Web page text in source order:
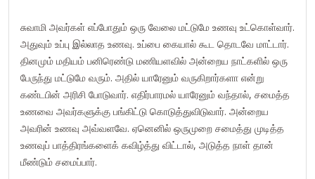
சுவாமி அவர்கள் எப்போதும் ஒரு வேலை மட்டுமே உணவு உட்கொள்வார்.
அதுவும் உப்பு இல்லாத உணவு. உப்பை கையால் கூட தொடவே மாட்டார்.
தினமும் மதியம் பனிரெண்டு மணியளவில் அன்றைய நாட்களில் ஒரு
பேருந்து மட்டுமே வரும். அதில் யாரேனும் வருகிறார்களா என்று
கண்டபின் அரிசி போடுவார். எதிர்பாரமல் யாரேனும் வந்தால், சமைத்த
உணவை அவர்களுக்கு பங்கிட்டு கொடுத்துவிடுவார். அன்றைய
அவரின் உணவு அவ்வளவே. ஏனெனில் ஒருமுறை சமைத்து முடித்த
உணவுப் பாத்திரங்களைக் கவிழ்த்து விட்டால், அடுத்த நாள் தான்
மீண்டும் சமைப்பார்.